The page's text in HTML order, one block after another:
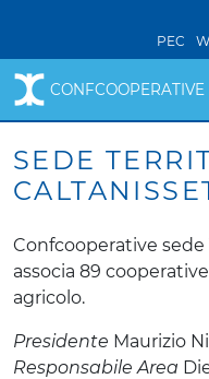
PEC
CONFCOOPERATIVE
SEDE
Confcooperative
associa 89
agricolo.
Presidente Maurizio
Responsabile Area